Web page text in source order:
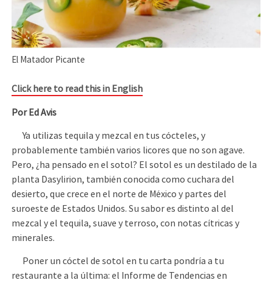
El Matador Picante
Click here to read this in English
Por Ed Avis
Ya utilizas tequila y mezcal en tus cócteles, y
probablemente también varios licores que no son agave.
Pero, ¿ha pensado en el sotol? El sotol es un destilado de la
planta Dasylirion, también conocida como cuchara del
desierto, que crece en el norte de México y partes del
suroeste de Estados Unidos. Su sabor es distinto al del
mezcal y el tequila, suave y terroso, con notas cítricas y
minerales.
Poner un cóctel de sotol en tu carta pondría a tu
restaurante a la última: el Informe de Tendencias en